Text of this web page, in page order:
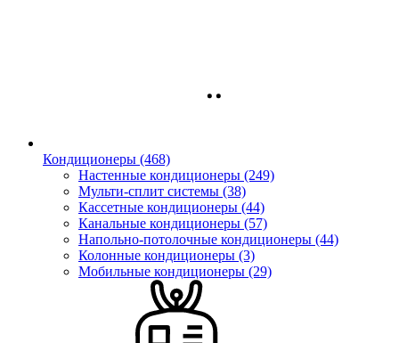
Кондиционеры (468)
Настенные кондиционеры (249)
Мульти-сплит системы (38)
Кассетные кондиционеры (44)
Канальные кондиционеры (57)
Напольно-потолочные кондиционеры (44)
Колонные кондиционеры (3)
Мобильные кондиционеры (29)